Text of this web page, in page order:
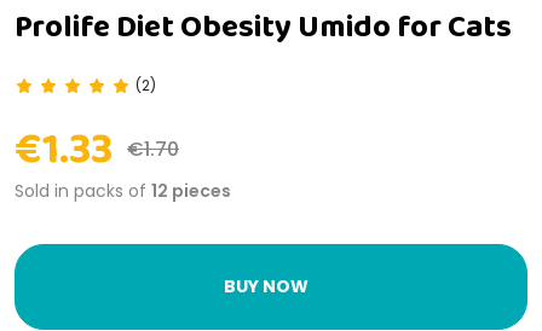
Prolife Diet Obesity Umido for Cats
(2)
€1.33 €1.70
Sold in packs of 12 pieces
BUY NOW